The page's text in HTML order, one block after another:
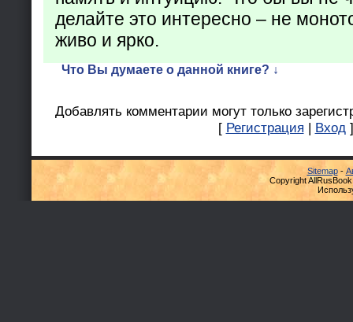
делайте это интересно – не
живо и ярко.
Что Вы думаете о данной книге? ↓
Добавлять комментарии могут только
[ Регистрация | Вход ]
Sitemap-
Copyright